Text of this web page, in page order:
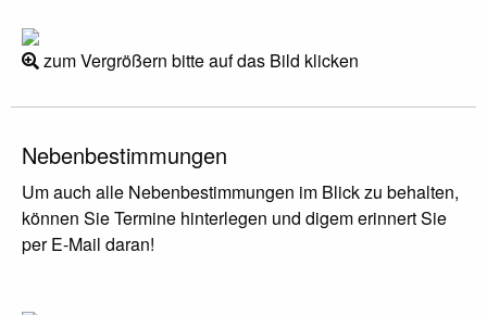
zum Vergrößern bitte auf das Bild klicken
Nebenbestimmungen
Um auch alle Nebenbestimmungen im Blick zu behalten,
können Sie Termine hinterlegen und digem erinnert Sie
per E-Mail daran!